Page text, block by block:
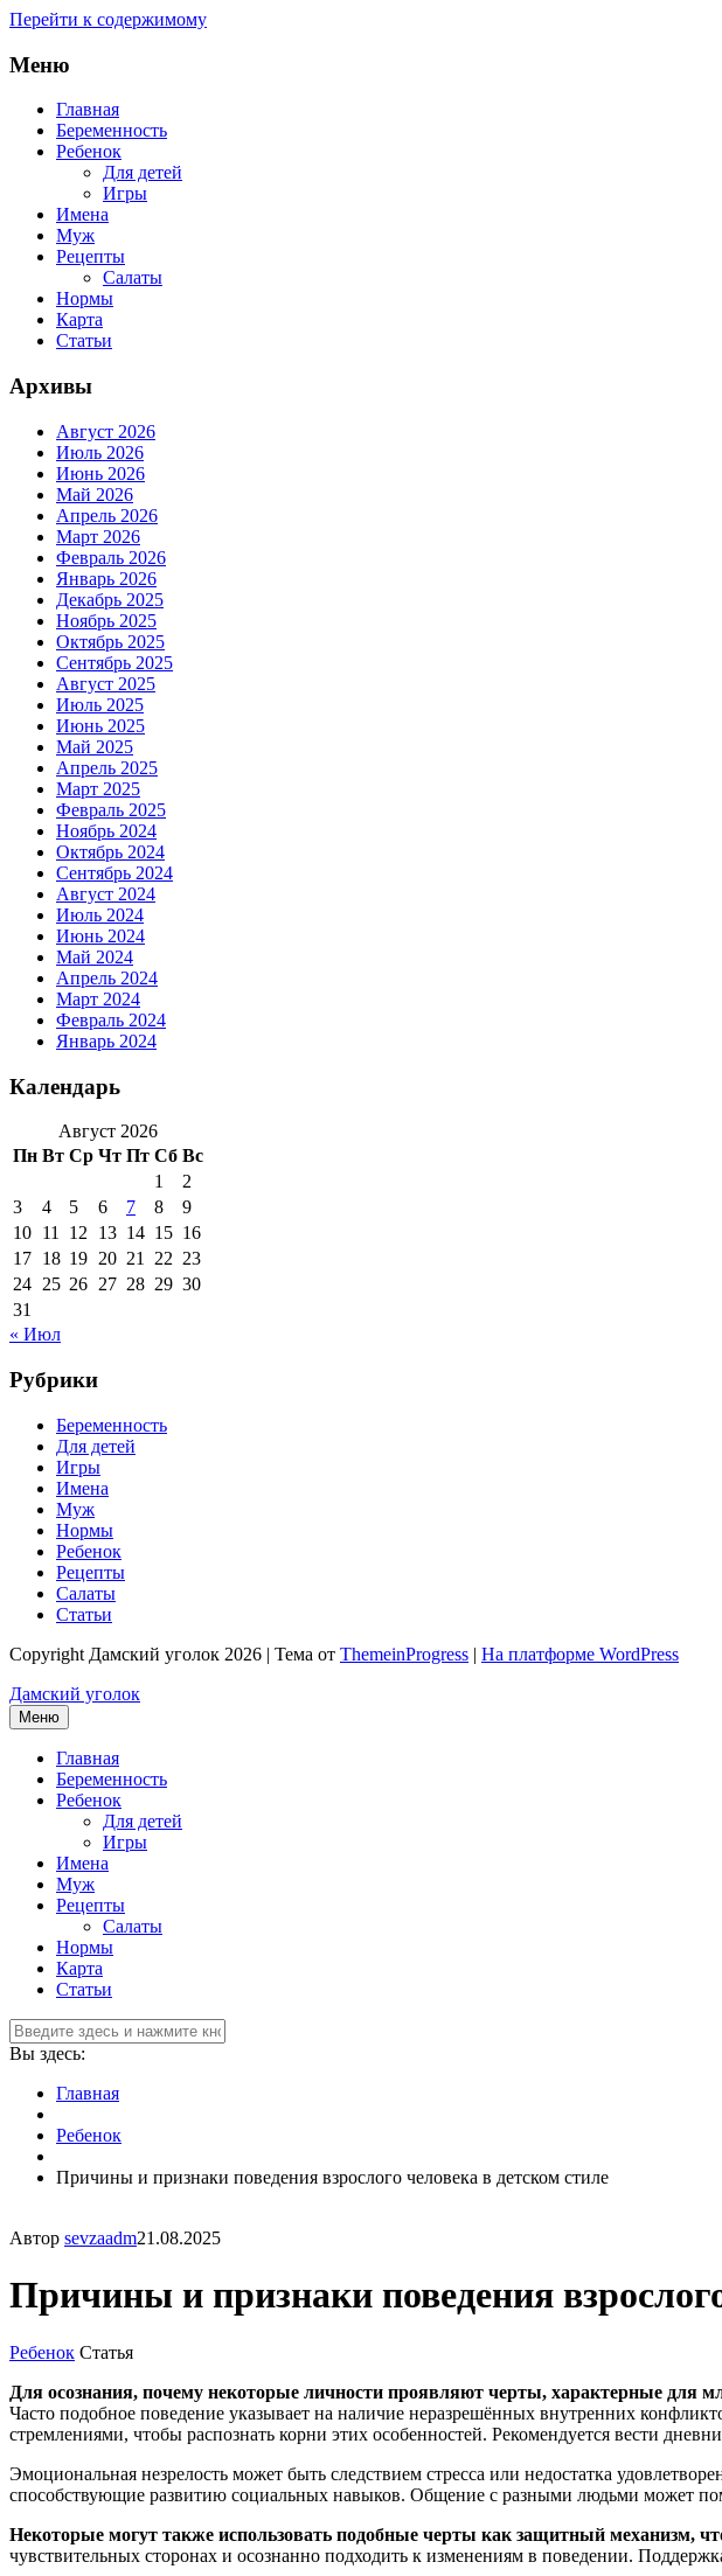
Перейти к содержимому
Меню
Главная
Беременность
Ребенок
Для детей
Игры
Имена
Муж
Рецепты
Салаты
Нормы
Карта
Статьи
Архивы
Август 2026
Июль 2026
Июнь 2026
Май 2026
Апрель 2026
Март 2026
Февраль 2026
Январь 2026
Декабрь 2025
Ноябрь 2025
Октябрь 2025
Сентябрь 2025
Август 2025
Июль 2025
Июнь 2025
Май 2025
Апрель 2025
Март 2025
Февраль 2025
Ноябрь 2024
Октябрь 2024
Сентябрь 2024
Август 2024
Июль 2024
Июнь 2024
Май 2024
Апрель 2024
Март 2024
Февраль 2024
Январь 2024
Календарь
Август 2026
Пн Вт Ср Чт Пт Сб Вс
1
2
3
4 5 6 7 8
9
10 11 12 13 14 15 16
17 18 19 20 21 22 23
24 25 26 27 28 29 30
31
« Июл
Рубрики
Беременность
Для детей
Игры
Имена
Муж
Нормы
Ребенок
Рецепты
Салаты
Статьи
Copyright Дамский уголок 2026 | Тема от ThemeinProgress | На платформе WordPress
Дамский уголок
Меню
Главная
Беременность
Ребенок
Для детей
Игры
Имена
Муж
Рецепты
Салаты
Нормы
Карта
Статьи
Вы здесь:
Главная
Ребенок
Причины и признаки поведения взрослого человека в детском стиле
Автор sevzaadm21.08.2025
Причины и признаки поведения
Ребенок Статья
Для осознания, почему некоторые личности проявляют черты, характерные для
Часто подобное поведение указывает на наличие неразрешённых внутренних
стремлениями, чтобы распознать корни этих особенностей. Рекомендуется вести
Эмоциональная незрелость может быть следствием стресса или недостатка
способствующие развитию социальных навыков. Общение с разными людьми может
Некоторые могут также использовать подобные черты как защитный механизм,
чувствительных сторонах и осознанно подходить к изменениям в поведении.